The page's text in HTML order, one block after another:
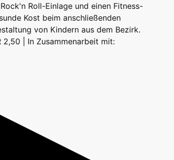
Roll-Einlage und einen Fitness-
Kost beim anschließenden
von Kindern aus dem Bezirk.
2,50 | In Zusammenarbeit mit: